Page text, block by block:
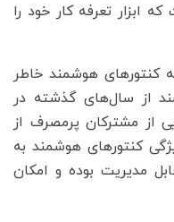
تعرفه کار خود را
کنتورهای هوشمند خاطر
از سال‌های گذشته در
از مشترکان پرمصرف از
کنتورهای هوشمند به
مدیریت بوده و امکان